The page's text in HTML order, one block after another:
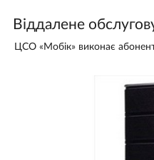
Віддалене
ЦСО «Мобік» виконає